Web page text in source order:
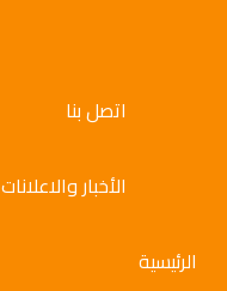
اتصل بنا
الأخبار والاعلانات
الرئيسية